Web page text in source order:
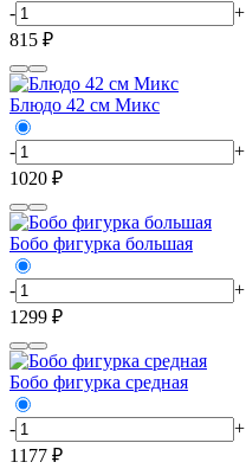
-
+
815 ₽
Блюдо 42 см Микс
-
+
1020 ₽
Бобо фигурка большая
-
+
1299 ₽
Бобо фигурка средная
-
+
1177 ₽